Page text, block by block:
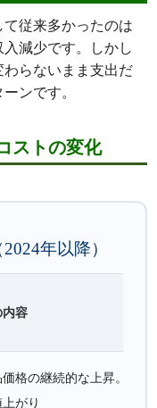
従来多かったのは
入減少です。しかし
わらないまま支出だ
ンです。
ストの変化
年以降）
内容
格の継続的な上昇。外食
がり